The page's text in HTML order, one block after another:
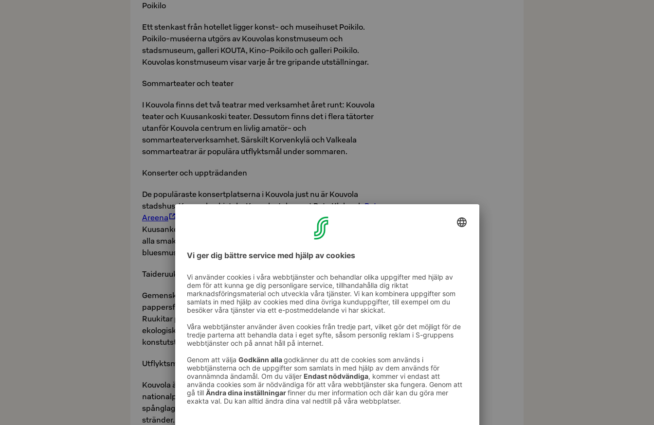
Poikilo
Ett stenkast från hotellet ligger konst- och museihuset Poikilo.
Poikilo-muséerna utgörs av Kouvolas konstmuseum och
stadsmuseum, galleri KOUTA, Kino-Poikilo och galleri Poikilo.
Kouvolas konstmuseum visar varje år tre gripande utställningar.
Sommarteater och teater
I Kouvola finns det två teatrar med verksamhet året runt: Kouvola
teater och Kuusankoski teater. Dessutom finns det i flera tätorter
utanför Kouvola centrum en livlig amatör- och
sommarteaterverksamhet. Särskilt Korvenkylä och Valkeala
sommarteatrar är populära utflyktsmål under sommaren.
Konserter och uppträdanden
De populäraste konsertplatserna i Kouvola just nu är Kouvola
stadshus, Kuusankoski-talo, Kouvola-talo samt Pato Klub ochPato
Areena
i Taideruukkis konsertlokal på det gamla fabriksområdet i
Kuusankoski. House of Rock i Kouvola centrum erbjuder musik för
alla smaker. I Pub 123 i centrum ordnas ofta jamsessioner med
bluesmusik under helgerna.
Taideruukki
Gemenskapen med hantverkare och konstnärer i den gamla
pappersfabriken i Kuusankoski hälsar varmt välkommen. Café
Ruukitar på första våningen i Taideruukki är både ett café och en
ekologisk bageributik. På andra våningen finns växlande
konstutställningar och en trivsam festsal.
Utflyktsmål
Kouvola är trots sitt betongrykte en verkligt lummig stad. Utöver
nationalparken Repovesi finns det i Kouvola till exempel den
spånglagda Alakylä-naturstigen som går längs med Kymmene älvs
stränder. Naturstigen följer Kymmene älv genom en smal